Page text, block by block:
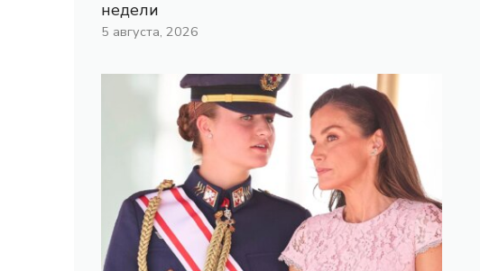
недели
5 августа, 2026